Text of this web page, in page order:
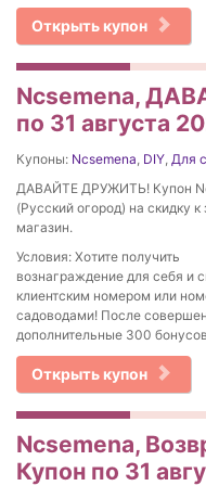
Открыть купон
Ncsemena,
по 31 августа
Купоны: Ncsemena, DIY, Для
ДАВАЙТЕ ДРУЖИТЬ! Купон
(Русский огород) на скидку к
магазин.
Условия: Хотите получить
вознаграждение для себя и
клиентским номером или
садоводами! После
дополнительные 300
Открыть купон
Ncsemena,
Купон по 31